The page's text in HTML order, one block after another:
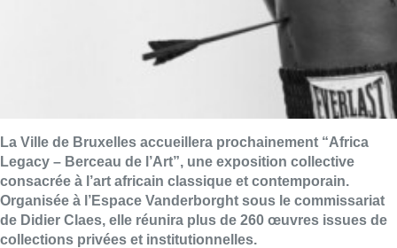
La Ville de Bruxelles accueillera prochainement “Africa
Legacy – Berceau de l’Art”, une exposition collective
consacrée à l’art africain classique et contemporain.
Organisée à l’Espace Vanderborght sous le commissariat
de Didier Claes, elle réunira plus de 260 œuvres issues de
collections privées et institutionnelles.